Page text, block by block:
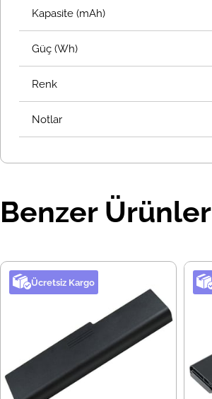
Kapasite (mAh)
Güç (Wh)
Renk
Notlar
Benzer Ürünler
Ücretsiz Kargo